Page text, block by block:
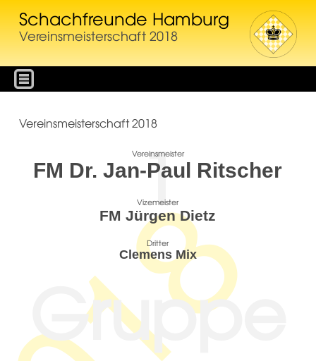
Schachfreunde Hamburg
Vereinsmeisterschaft 2018
Vereinsmeisterschaft 2018
1
Vereinsmeister
FM Dr. Jan-Paul Ritscher
Vizemeister
FM Jürgen Dietz
Dritter
Clemens Mix
Gruppe